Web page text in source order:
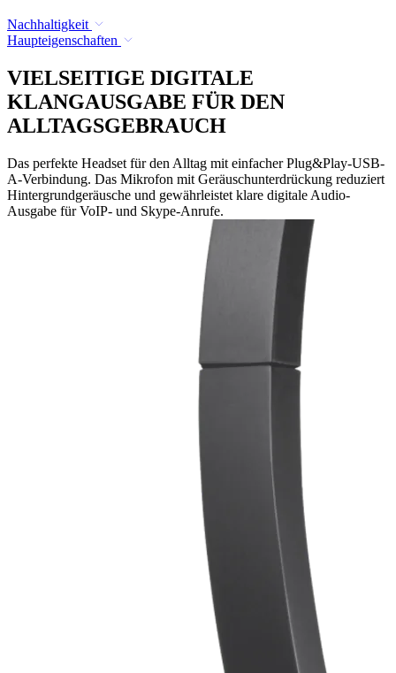
Nachhaltigkeit
Haupteigenschaften
VIELSEITIGE DIGITALE
KLANGAUSGABE FÜR DEN
ALLTAGSGEBRAUCH
Das perfekte Headset für den Alltag mit einfacher Plug&Play-USB-
A-Verbindung. Das Mikrofon mit Geräuschunterdrückung reduziert
Hintergrundgeräusche und gewährleistet klare digitale Audio-
Ausgabe für VoIP- und Skype-Anrufe.